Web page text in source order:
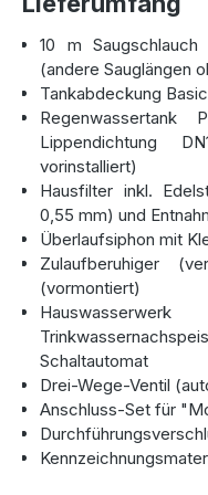
entlasten gleichzeitig
Diese Zisterne
Wassernutzung bei,
für
das Waschen von
umweltfreundliche
über Jahre hinweg von
Komplettes
Betrieb
Im Lieferumfang
Regenwasserzisterne
eine schnelle und
Neben der Zisterne
Hausfilter mit
von
Überlaufsiphon mit
10 m
(andere Sauglängen
Tankabdeckung Basic
Lippendichtung
vorinstalliert)
Hausfilter inkl.
0,55 mm) und
Überlaufsiphon mit
Zulaufberuhiger
(vormontiert)
Schaltautomat
Drei-Wege-Ventil
Anschluss-Set für